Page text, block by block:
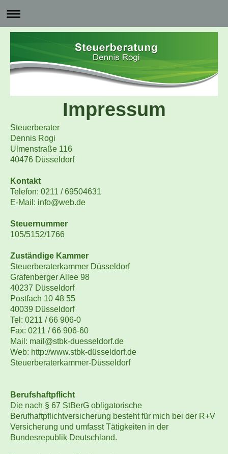
Impressum
Steuerberater
Dennis Rogi
Ulmenstraße 116
40476 Düsseldorf
Kontakt
Telefon: 0211 / 69504631
E-Mail: info@web.de
Steuernummer
105/5152/1766
Zuständige Kammer
Steuerberaterkammer Düsseldorf
Grafenberger Allee 98
40237 Düsseldorf
Postfach 10 48 55
40039 Düsseldorf
Tel: 0211 / 66 906-0
Fax: 0211 / 66 906-60
Mail: mail@stbk-duesseldorf.de
Web: http://www.stbk-düsseldorf.de
Steuerberaterkammer-Düsseldorf
Berufshaftpflicht
Die nach § 67 StBerG obligatorische
Berufhaftpflichtversicherung besteht für mich bei der R+V
Versicherung und umfasst Tätigkeiten in der
Bundesrepublik Deutschland.